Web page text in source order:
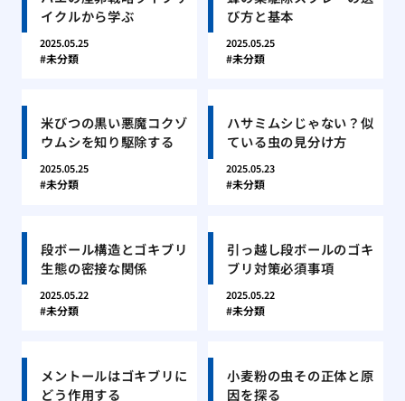
イクルから学ぶ
2025.05.25
未分類
び方と基本
2025.05.25
未分類
米びつの黒い悪魔コクゾ
ウムシを知り駆除する
2025.05.25
未分類
ハサミムシじゃない？似
ている虫の見分け方
2025.05.23
未分類
段ボール構造とゴキブリ
生態の密接な関係
2025.05.22
未分類
引っ越し段ボールのゴキ
ブリ対策必須事項
2025.05.22
未分類
メントールはゴキブリに
どう作用する
小麦粉の虫その正体と原
因を探る